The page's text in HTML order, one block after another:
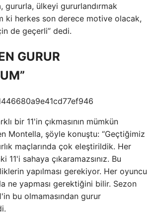
gururla, ülkeyi gururlandırmak
ki herkes son derece motive olacak,
de geçerli” dedi.
GURUR
bir 11'in çıkmasının mümkün
Montella, şöyle konuştu: “Geçtiğimiz
maçlarında çok eleştirildik. Her
11'i sahaya çıkaramazsınız. Bu
yapılması gerekiyor. Her oyuncu
ne yapması gerektiğini bilir. Sezon
bu olmamasından gurur